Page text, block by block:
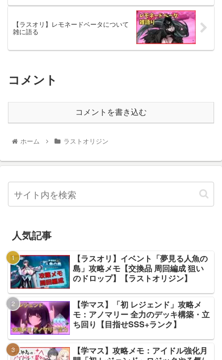
【ラスオリ】レモネードベータについて
雑に語る
コメント
コメントを書き込む
ホーム ラストオリジン
人気記事
【ラスオリ】イベント「夢見る人魚の
島」攻略メモ【交換品 周回編成 狙い
のドロップ】【ラストオリジン】
【学マス】「初 レジェンド」攻略メ
モ：アノマリー 全力のデッキ構築・立
ち回り【目指せSSS+ランク】
【学マス】攻略メモ：アイドル強化月